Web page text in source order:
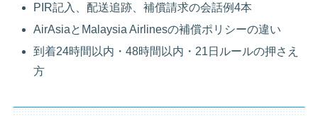
PIR記入、配送追跡、補償請求の会話例4本
AirAsiaとMalaysia Airlinesの補償ポリシーの違い
到着24時間以内・48時間以内・21日ルールの押さえ
方